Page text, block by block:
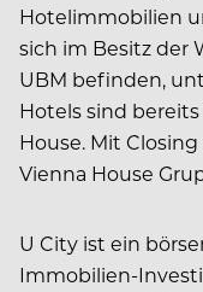
Hotelimmobilien
sich im Besitz der
UBM befinden,
Hotels sind
House. Mit
Vienna House
U City ist ein
Immobilien-